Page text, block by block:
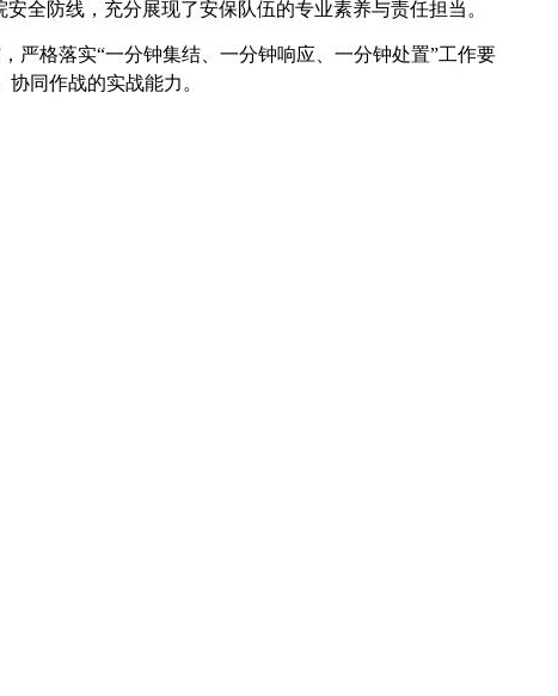
全防线，充分展现了安保队伍的专业素养与责任担当。
严格落实“一分钟集结、一分钟响应、一分钟处置”工作要
同作战的实战能力。